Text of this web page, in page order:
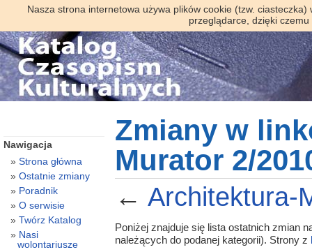
Nasza strona internetowa używa plików cookie (tzw.
przeglądarce, dzięki
Zmiany w
Murator 2/
← Architektura-
Poniżej znajduje się lista ostatnich zmian
należących do podanej kategorii). Strony z
Nawigacja
Strona główna
Ostatnie zmiany
Poradnik
O serwisie
Twórz Katalog
Nasi
wolontariusze